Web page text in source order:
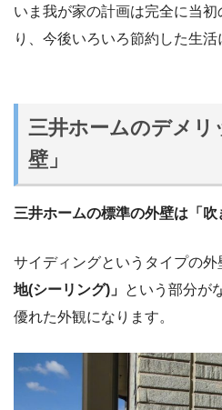
いま我が家の計画は完全に当
り、今後いろいろ節約した生
三井ホームのデメリ
壁」
三井ホームの標準の外壁は「吹
サイディングというタイプの外
地(シーリング)」 という部分が
優れた外観になります。